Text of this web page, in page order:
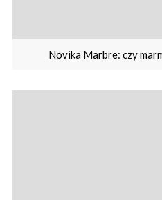
Novika Marbre: czy